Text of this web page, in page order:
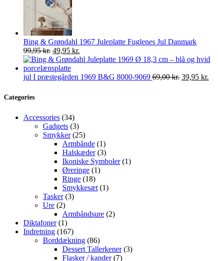
var:
659,00 kr..
Bing & Grøndahl 1967 Juleplatte Fuglenes Jul Danmark
99,95kr. Den
oprindelige
pris
var:
49,95 kr.
aktuelle
er:
jul I præstegården 1969 B&G 8000-9069 69,00kr. Den
39,95 kr.
Categories
Accessories 3434
varer
Gadgets 33
varer
Smykker 2525
varer
Armbånde 11
vare
Halskæder 33
varer
Ikoniske Symboler 11
Øreringe 11
Ringe 1818
varer
Smykkesæt 11
Tasker 33
Ure 22
varer
Armbåndsure 22
Diktafoner 11
vare
Indretning 167167
varer
Borddækning 8686
varer
Dessert Tallerkener 33
Flasker / kander 77